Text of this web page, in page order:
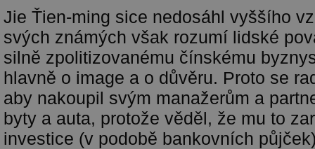
Jie Ťien-ming sice nedosáhl vyššího
svých známých však rozumí lidské
silně zpolitizovanému čínskému
hlavně o image a o důvěru. Proto se
aby nakoupil svým manažerům a
byty a auta, protože věděl, že mu to
investice (v podobě bankovních